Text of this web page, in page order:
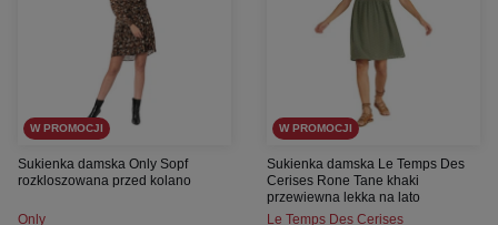
W PROMOCJI
Sukienka damska Only Sopf
rozkloszowana przed kolano
Only
W PROMOCJI
Sukienka damska Le Temps Des
Cerises Rone Tane khaki
przewiewna lekka na lato
Le Temps Des Cerises